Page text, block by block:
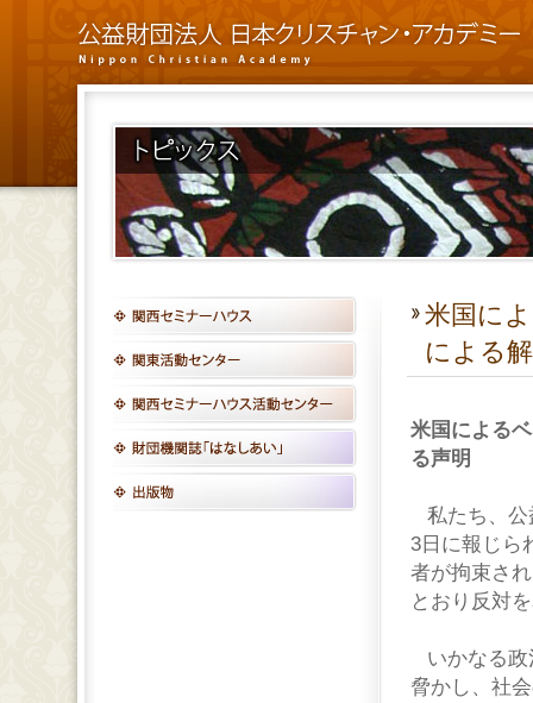
米国に
による
米国による
る声明
私たち、
3 日に報じら
者が拘束さ
とおり反対
いかなる
脅かし、社